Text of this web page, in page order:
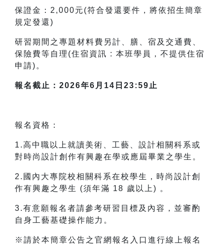
保證金：2,000元(符合發還要件，將依招生簡章
規定發還)
研習期間之專題材料費另計、膳、宿及交通費、
保險費等自理(住宿資訊 : 本班學員，不提供住宿
申請)。
報名截止：2026年6月14日23:59止
報名資格：
1.高中職以上就讀美術、工藝、設計相關科系或
對時尚設計創作有興趣在學或應屆畢業之學生。
2.國內大專院校相關科系在校學生，時尚設計創
作有興趣之學生 (須年滿 18 歲以上) 。
3.有意願報名者請參考研習目標及內容，並審酌
自身工藝基礎操作能力。
※請於本簡章公告之官網報名入口進行線上報名